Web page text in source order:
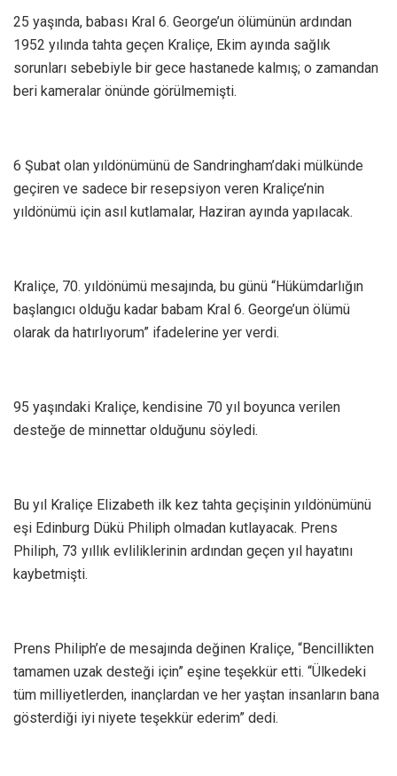
25 yaşında, babası Kral 6. George’un ölümünün ardından
1952 yılında tahta geçen Kraliçe, Ekim ayında sağlık
sorunları sebebiyle bir gece hastanede kalmış; o zamandan
beri kameralar önünde görülmemişti.
6 Şubat olan yıldönümünü de Sandringham’daki mülkünde
geçiren ve sadece bir resepsiyon veren Kraliçe’nin
yıldönümü için asıl kutlamalar, Haziran ayında yapılacak.
Kraliçe, 70. yıldönümü mesajında, bu günü “Hükümdarlığın
başlangıcı olduğu kadar babam Kral 6. George’un ölümü
olarak da hatırlıyorum” ifadelerine yer verdi.
95 yaşındaki Kraliçe, kendisine 70 yıl boyunca verilen
desteğe de minnettar olduğunu söyledi.
Bu yıl Kraliçe Elizabeth ilk kez tahta geçişinin yıldönümünü
eşi Edinburg Dükü Philiph olmadan kutlayacak. Prens
Philiph, 73 yıllık evliliklerinin ardından geçen yıl hayatını
kaybetmişti.
Prens Philiph’e de mesajında değinen Kraliçe, “Bencillikten
tamamen uzak desteği için” eşine teşekkür etti. “Ülkedeki
tüm milliyetlerden, inançlardan ve her yaştan insanların bana
gösterdiği iyi niyete teşekkür ederim” dedi.